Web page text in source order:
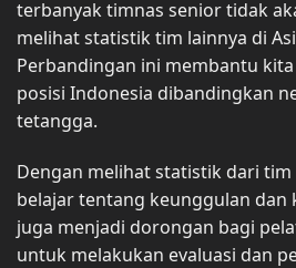
terbanyak timnas senior tidak
melihat statistik tim lainnya di
Perbandingan ini membantu
posisi Indonesia dibandingkan
tetangga.
Dengan melihat statistik dari
belajar tentang keunggulan dan
juga menjadi dorongan bagi
untuk melakukan evaluasi dan